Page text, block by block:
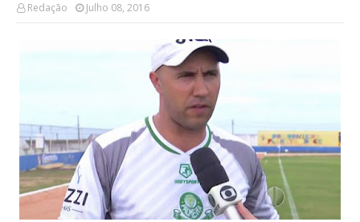
Redação Julho 08, 2016